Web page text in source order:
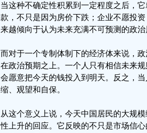
当这种不确定性积累到一定程度之后，
款，不只是因为房价下跌；企业不愿投
来越倾向于认为未来充满不可预测的政治
而对于一个专制体制下的经济体来说，
在政治预期之上。一个人只有相信未来
会愿意把今天的钱投入到明天。反之，
缩、观望和自保。
从这个意义上说，今天中国居民的大规
性上升的回应。它反映的不只是市场信